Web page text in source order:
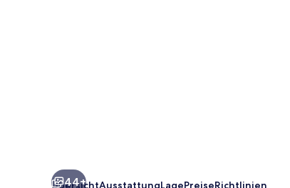
44+
ÜbersichtAusstattungLagePreiseRichtlinien